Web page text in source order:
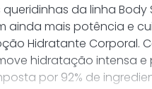
da linha Body
ainda mais potência e
Hidratante Corporal.
hidratação intensa e
por 92% de